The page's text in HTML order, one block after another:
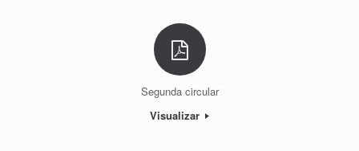
Segunda circular
Visualizar